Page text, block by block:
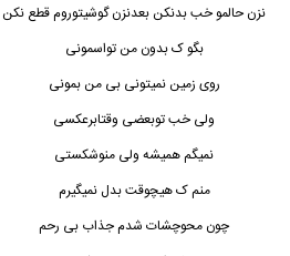
نزن حالمو خب بدنکن بعدنزن گوشیتوروم قطع نکن
بگو ک بدون من تواسمونی
روی زمین نمیتونی بی من بمونی
ولی خب توبعضی وقتابرعکسی
نمیگم همیشه ولی منوشکستی
منم ک هیچوقت بدل نمیگیرم
چون محوچشات شدم جذاب بی رحم